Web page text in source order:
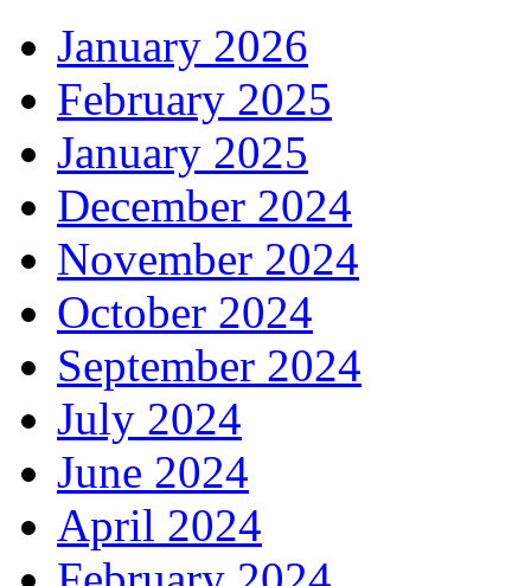
January 2026
February 2025
January 2025
December 2024
November 2024
October 2024
September 2024
July 2024
June 2024
April 2024